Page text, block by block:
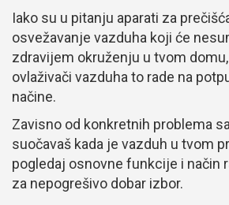
Iako su u pitanju aparati za
osvežavanje vazduha koji će
zdravijem okruženju u tvom
ovlaživači vazduha to rade na
načine.
Zavisno od konkretnih problema
suočavaš kada je vazduh u tvom
pogledaj osnovne funkcije i način
za nepogrešivo dobar izbor.